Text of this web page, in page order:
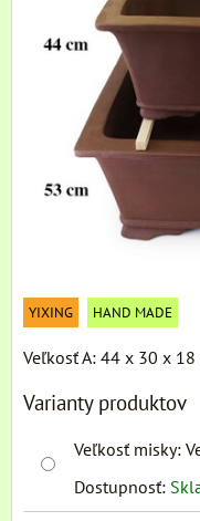
YIXING HAND MADE
Veľkosť A: 44 x 30 x
Varianty produktov
Veľkosť misky:
Dostupnosť: